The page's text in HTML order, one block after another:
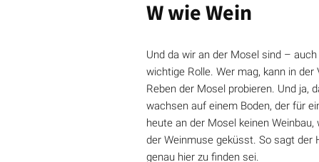
W wie Wein
Und da wir an der Mosel sind –
wichtige Rolle. Wer mag, kann in der
Reben der Mosel probieren. Und ja,
wachsen auf einem Boden, der für
heute an der Mosel keinen
der Weinmuse geküsst. So sagt der
genau hier zu finden sei.